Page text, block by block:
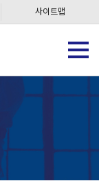
사이트맵